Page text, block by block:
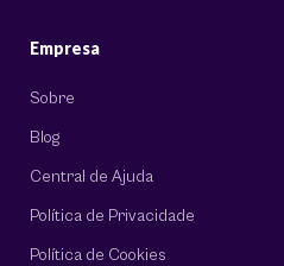
Empresa
Sobre
Blog
Central de Ajuda
Política de Privacidade
Política de Cookies